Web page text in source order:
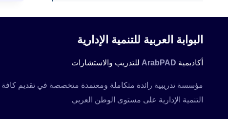
البوابة العربية للتنمية الإدارية
أكاديمية ArabPAD للتدريب والاستشارات
التنمية الإدارية على مستوى الوطن العربي